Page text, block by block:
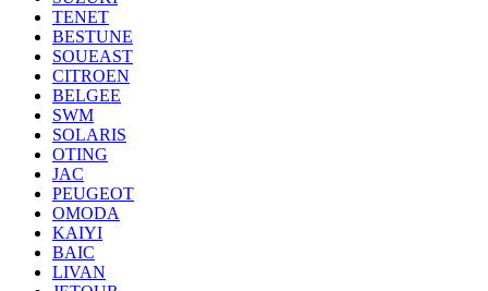
TENET
BESTUNE
SOUEAST
CITROEN
BELGEE
SWM
SOLARIS
OTING
JAC
PEUGEOT
OMODA
KAIYI
BAIC
LIVAN